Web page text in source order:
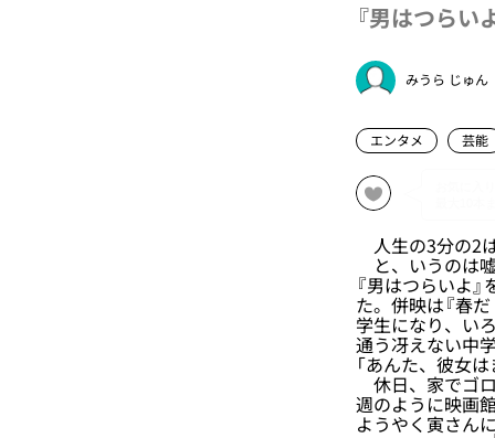
『男はつら
みうら じゅん
エンタメ 芸能
人生の3分の2
と、いうのは
『男はつらいよ
た。併映は『春
学生になり、い
通う冴えない中
「あんた、彼女
休日、家でゴ
週のように映画
ようやく寅さん